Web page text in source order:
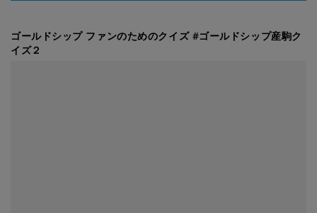
ゴールドシップ ファンのためのクイズ #ゴールドシップ産駒ク
イズ２